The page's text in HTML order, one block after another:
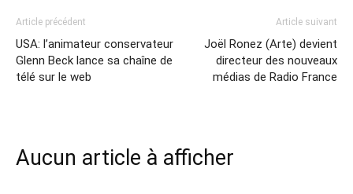
Article précédent
USA: l’animateur conservateur
Glenn Beck lance sa chaîne de
télé sur le web
Article suivant
Joël Ronez (Arte) devient
directeur des nouveaux
médias de Radio France
Aucun article à afficher